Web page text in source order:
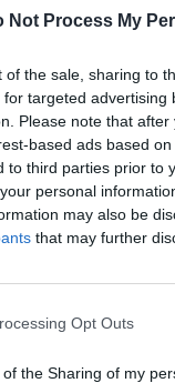
Not Process My
of the sale, sharing to
targeted
Please note that
based ads based
to third parties prior to
personal
may also be
that may further
Opt Outs
the Sharing of my
και από τον χαλκό!
τις 10.000 λίρες ο
πίσω από τη Μάλτα
Ένωση.